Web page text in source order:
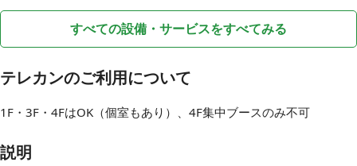
すべての設備・サービスをすべてみる
テレカンのご利用について
1F・3F・4FはOK（個室もあり）、4F集中ブースのみ不可
説明